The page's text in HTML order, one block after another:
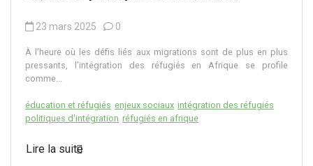
23 mars 2025 0
À l’heure où les défis liés aux migrations sont de plus en plus
pressants, l’intégration des réfugiés en Afrique se profile
comme...
éducation et réfugiés enjeux sociaux intégration des réfugiés
politiques d'intégration réfugiés en afrique
Lire la suite